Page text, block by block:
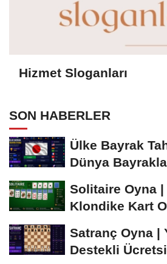
Hizmet Sloganları
SON HABERLER
Ülke Bayrak
Dünya
Solitaire Oyna
Klondike Kart
Satranç Oyna |
Destekli